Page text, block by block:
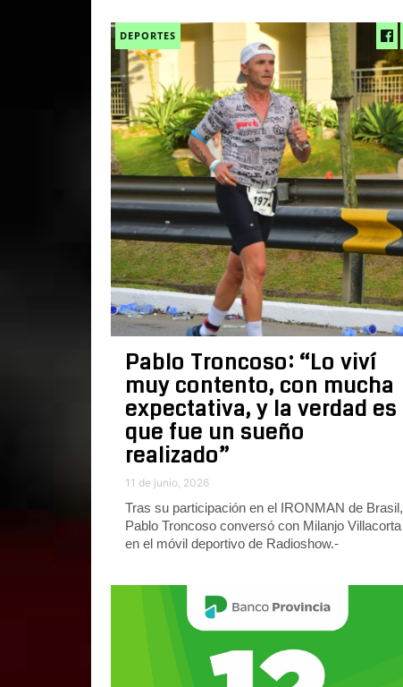
DEPORTES
Pablo Troncoso: “Lo viví
muy contento, con mucha
expectativa, y la verdad es
que fue un sueño
realizado”
11 de junio, 2026
Tras su participación en el IRONMAN de Brasil,
Pablo Troncoso conversó con Milanjo Villacorta
en el móvil deportivo de Radioshow.-